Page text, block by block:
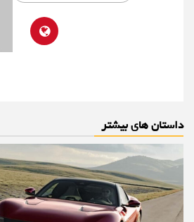
داستان های بیشتر